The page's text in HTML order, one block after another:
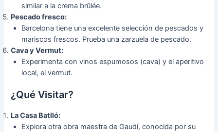
similar a la crema brûlée.
Pescado fresco:
Barcelona tiene una excelente selección de pescados y
mariscos frescos. Prueba una zarzuela de pescado.
Cava y Vermut:
Experimenta con vinos espumosos (cava) y el aperitivo
local, el vermut.
¿Qué Visitar?
La Casa Batlló:
Explora otra obra maestra de Gaudí, conocida por su